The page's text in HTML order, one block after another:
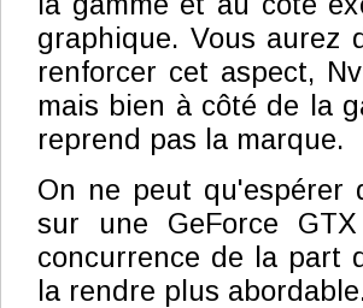
graphique. Vous aurez
renforcer cet aspect,
mais bien à côté de la
reprend pas la marque.
On ne peut qu'espérer
sur une GeForce
concurrence de la part
la rendre plus